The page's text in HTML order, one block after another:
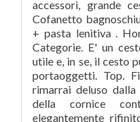
accessori, grande
Cofanetto
+ pasta lenitiva .
Categorie. E' un
utile e, in se, il cesto
portaoggetti. Top.
rimarrai deluso
della cornice
elegantemente